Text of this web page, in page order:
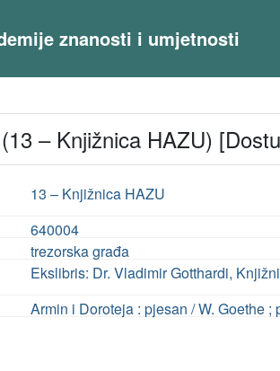
znanosti i umjetnosti
– Knjižnica HAZU)
13 – Knjižnica HAZU
640004
trezorska građa
Ekslibris: Dr. Vladimir Gotthardi,
Armin i Doroteja : pjesan / W. Goethe